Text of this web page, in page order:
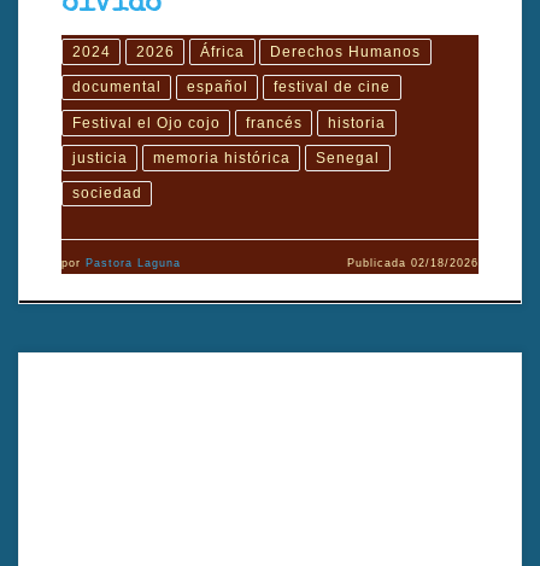
olvido
2024 2026 África Derechos Humanos
documental español festival de cine
Festival el Ojo cojo francés historia
justicia memoria histórica Senegal
sociedad
por Pastora Laguna Publicada02/18/2026